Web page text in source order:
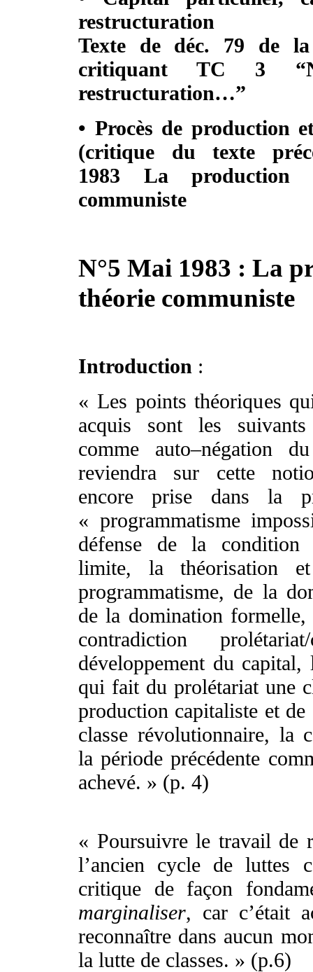
restructuration
Texte de déc. 79 de la
critiquant TC 3
restructuration…”
• Procès de production
(critique du texte
1983 La
communiste
N°5 Mai 1983 : La
théorie communiste
Introduction :
« Les points théoriques
acquis sont les
comme auto–négation
reviendra sur cette
encore prise dans la
« programmatisme
défense de la condition
limite, la théorisation
programmatisme, de la
de la domination formelle,
contradiction
développement du capital,
qui fait du prolétariat une
production capitaliste et
classe révolutionnaire, la
la période précédente
achevé. » (p. 4)
« Poursuivre le travail de
l’ancien cycle de luttes
critique de façon
marginaliser, car c’était
reconnaître dans aucun
la lutte de classes. » (p.6)